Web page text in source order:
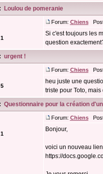
Loulou de pomeranie
1
Forum: Chiens
Si c'est toujours les
question
urgent !
5
Forum: Chiens
heu juste une
triste pour Toto,
Questionnaire pour la création
1
Forum: Chiens
Bonjour,
voici un nouveau
https://